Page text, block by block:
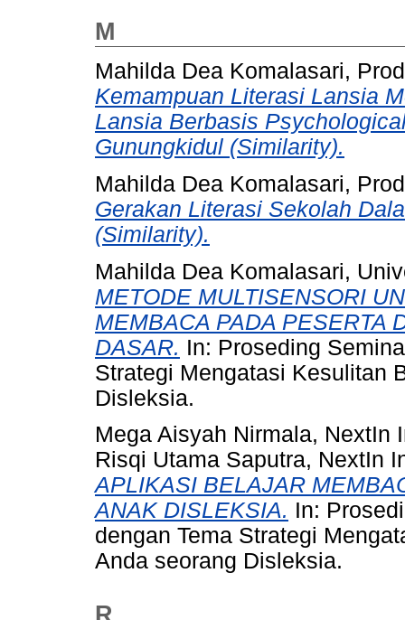
M
Mahilda Dea Komalasari,
Kemampuan Literasi Lansia
Lansia Berbasis
Gunungkidul (Similarity).
Mahilda Dea Komalasari,
Gerakan Literasi Sekolah
(Similarity).
Mahilda Dea Komalasari,
METODE MULTISENSORI
MEMBACA PADA PESERTA
DASAR. In: Proseding
Strategi Mengatasi Kesulitan
Disleksia.
Mega Aisyah Nirmala, NextIn
Risqi Utama Saputra, NextIn
APLIKASI BELAJAR
ANAK DISLEKSIA. In:
dengan Tema Strategi
Anda seorang Disleksia.